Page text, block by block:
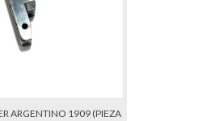
ARGENTINO 1909 (PIEZA